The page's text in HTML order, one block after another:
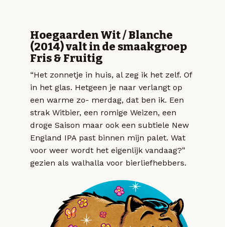
Hoegaarden Wit / Blanche
(2014) valt in de smaakgroep
Fris & Fruitig
“Het zonnetje in huis, al zeg ik het zelf. Of
in het glas. Hetgeen je naar verlangt op
een warme zo- merdag, dat ben ik. Een
strak Witbier, een romige Weizen, een
droge Saison maar ook een subtiele New
England IPA past binnen mijn palet. Wat
voor weer wordt het eigenlijk vandaag?”
gezien als walhalla voor bierliefhebbers.